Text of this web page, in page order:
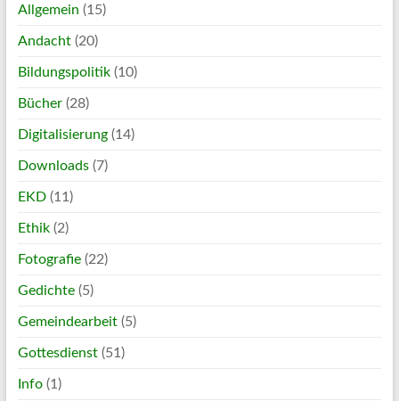
Allgemein (15)
Andacht(20)
Bildungspolitik(10)
Bücher(28)
Digitalisierung(14)
Downloads(7)
EKD(11)
Ethik(2)
Fotografie(22)
Gedichte(5)
Gemeindearbeit(5)
Gottesdienst(51)
Info(1)